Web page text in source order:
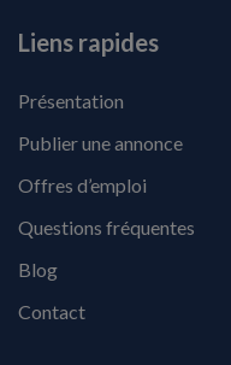
Liens rapides
Présentation
Publier une annonce
Offres d’emploi
Questions fréquentes
Blog
Contact